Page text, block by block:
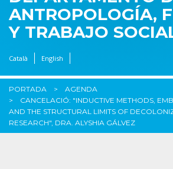
ANTROPOLOGÍA,
Y TRABAJO
Català English
PORTADA
AGENDA
CANCELACIÓ: "INDUCTIVE METHODS,
AND THE STRUCTURAL LIMITS OF
RESEARCH", DRA. ALYSHIA GÁLVEZ